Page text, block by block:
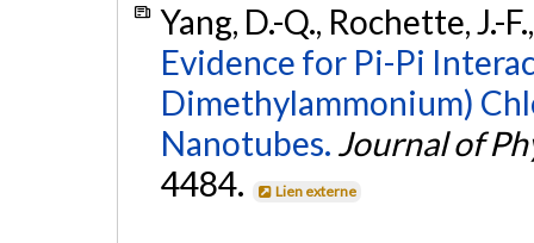
Yang, D.-Q., Rochette, J.-
Evidence for Pi-Pi
Dimethylammonium)
Nanotubes. Journal of
4484.
Lien externe